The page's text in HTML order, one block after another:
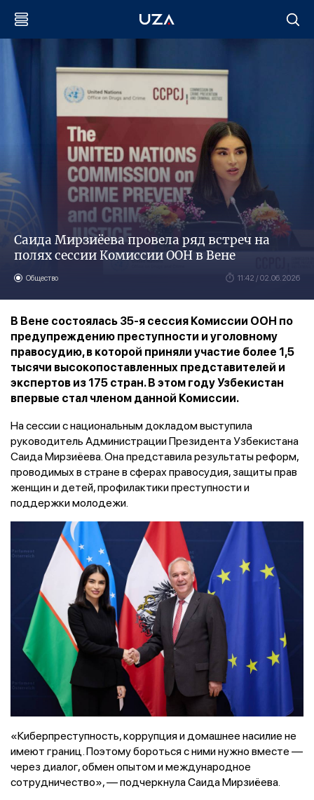
Саида Мирзиёева провела ряд встреч на
полях сессии Комиссии ООН в Вене
Общество 11:42 / 02.06.2026
В Вене состоялась 35-я сессия Комиссии ООН по
предупреждению преступности и уголовному
правосудию, в которой приняли участие более 1,5
тысячи высокопоставленных представителей и
экспертов из 175 стран. В этом году Узбекистан
впервые стал членом данной Комиссии.
На сессии с национальным докладом выступила
руководитель Администрации Президента Узбекистана
Саида Мирзиёева. Она представила результаты реформ,
проводимых в стране в сферах правосудия, защиты прав
женщин и детей, профилактики преступности и
поддержки молодежи.
«Киберпреступность, коррупция и домашнее насилие не
имеют границ. Поэтому бороться с ними нужно вместе —
через диалог, обмен опытом и международное
сотрудничество», — подчеркнула Саида Мирзиёева.